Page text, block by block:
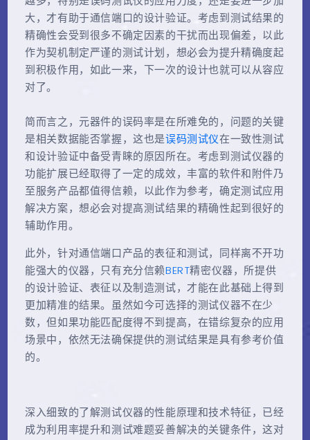
大，才有助于通信端口的设计验证。考虑到测试结果的
精确性会受到很多不确定因素的干扰而出现偏差，以此
作为契机制定严谨的测试计划，想必会为提升精确度起
到积极作用，如此一来，下一次的设计也就可以从容应
对了。
简而言之，元器件的误码率是在所难免的，问题的关键
是相关数据能否掌握，这也是误码测试仪在一致性测试
和设计验证中备受青睐的原因所在。考虑到测试仪器的
功能扩展已经取得了一定的成效，丰富的软件和附件乃
至服务产品都值得信赖，以此作为参考，确定测试应用
解决方案，想必会对提高测试结果的精确性起到很好的
辅助作用。
此外，针对通信端口产品的表征和测试，同样离不开功
能强大的仪器，只有充分信赖BERT精密仪器，所提供
的设计验证、表征以及制造测试，才能在此基础上得到
更加精准的结果。虽然如今可选择的测试仪器不在少
数，但如果功能匹配度得不到提高，在错综复杂的应用
场景中，依然无法确保提供的测试结果是具有参考价值
的。
深入细致的了解测试仪器的性能原理和技术特征，已经
成为利用率提升和测试难题妥善解决的关键条件，这对